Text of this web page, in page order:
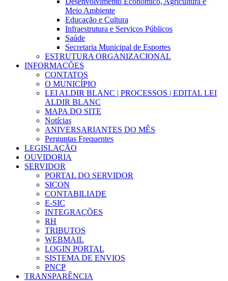
Meio Ambiente
Educação e Cultura
Infraestrutura e Serviços Públicos
Saúde
Secretaria Municipal de Esportes
ESTRUTURA ORGANIZACIONAL
INFORMAÇÕES
CONTATOS
O MUNICÍPIO
LEI ALDIR BLANC | PROCESSOS | EDITAL LEI
ALDIR BLANC
MAPA DO SITE
Notícias
ANIVERSARIANTES DO MÊS
Perguntas Frequentes
LEGISLAÇÃO
OUVIDORIA
SERVIDOR
PORTAL DO SERVIDOR
SICON
CONTABILIADE
E-SIC
INTEGRAÇÕES
RH
TRIBUTOS
WEBMAIL
LOGIN PORTAL
SISTEMA DE ENVIOS
PNCP
TRANSPARÊNCIA